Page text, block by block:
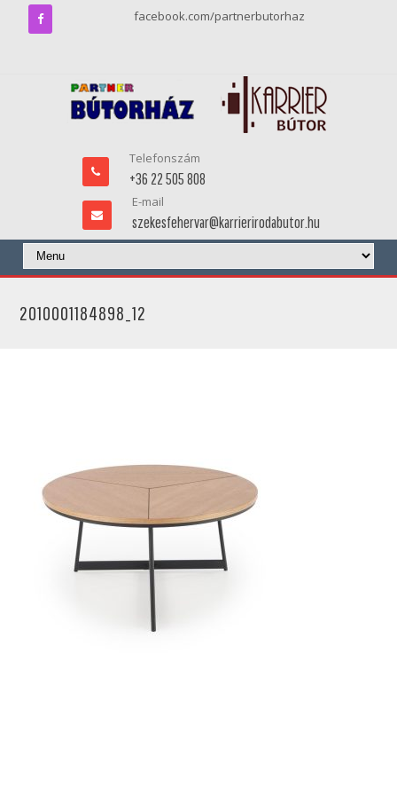
facebook.com/partnerbutorhaz
Telefonszám
+36 22 505 808
E-mail
szekesfehervar@karrierirodabutor.hu
2010001184898_12